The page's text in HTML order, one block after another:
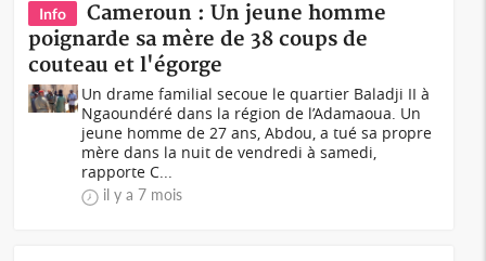
Info
Cameroun : Un jeune homme
poignarde sa mère de 38 coups de
couteau et l'égorge
Un drame familial secoue le quartier Baladji II à
Ngaoundéré dans la région de l’Adamaoua. Un
jeune homme de 27 ans, Abdou, a tué sa propre
mère dans la nuit de vendredi à samedi,
rapporte C...
il y a 7 mois